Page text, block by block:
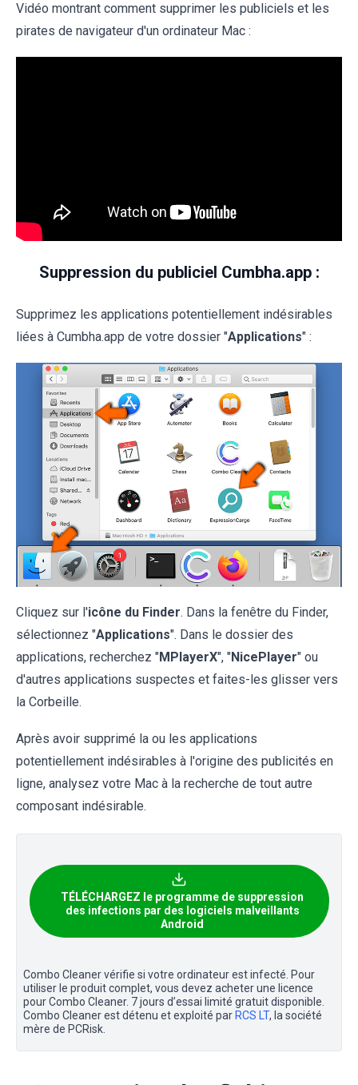
Vidéo montrant comment supprimer les publiciels et les
pirates de navigateur d'un ordinateur Mac :
Suppression du publiciel Cumbha.app :
Supprimez les applications potentiellement indésirables
liées à Cumbha.app de votre dossier "Applications" :
Cliquez sur l'icône du Finder. Dans la fenêtre du Finder,
sélectionnez "Applications". Dans le dossier des
applications, recherchez "MPlayerX", "NicePlayer" ou
d'autres applications suspectes et faites-les glisser vers
la Corbeille.
Après avoir supprimé la ou les applications
potentiellement indésirables à l'origine des publicités en
ligne, analysez votre Mac à la recherche de tout autre
composant indésirable.
TÉLÉCHARGEZ le programme de suppression
des infections par des logiciels malveillants
Android
Combo Cleaner vérifie si votre ordinateur est infecté. Pour
utiliser le produit complet, vous devez acheter une licence
pour Combo Cleaner. 7 jours d’essai limité gratuit disponible.
Combo Cleaner est détenu et exploité par RCS LT, la société
mère de PCRisk.